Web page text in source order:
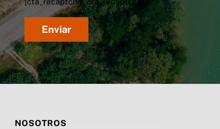
[cta_recaptcha* cta_recaptcha]
NOSOTROS